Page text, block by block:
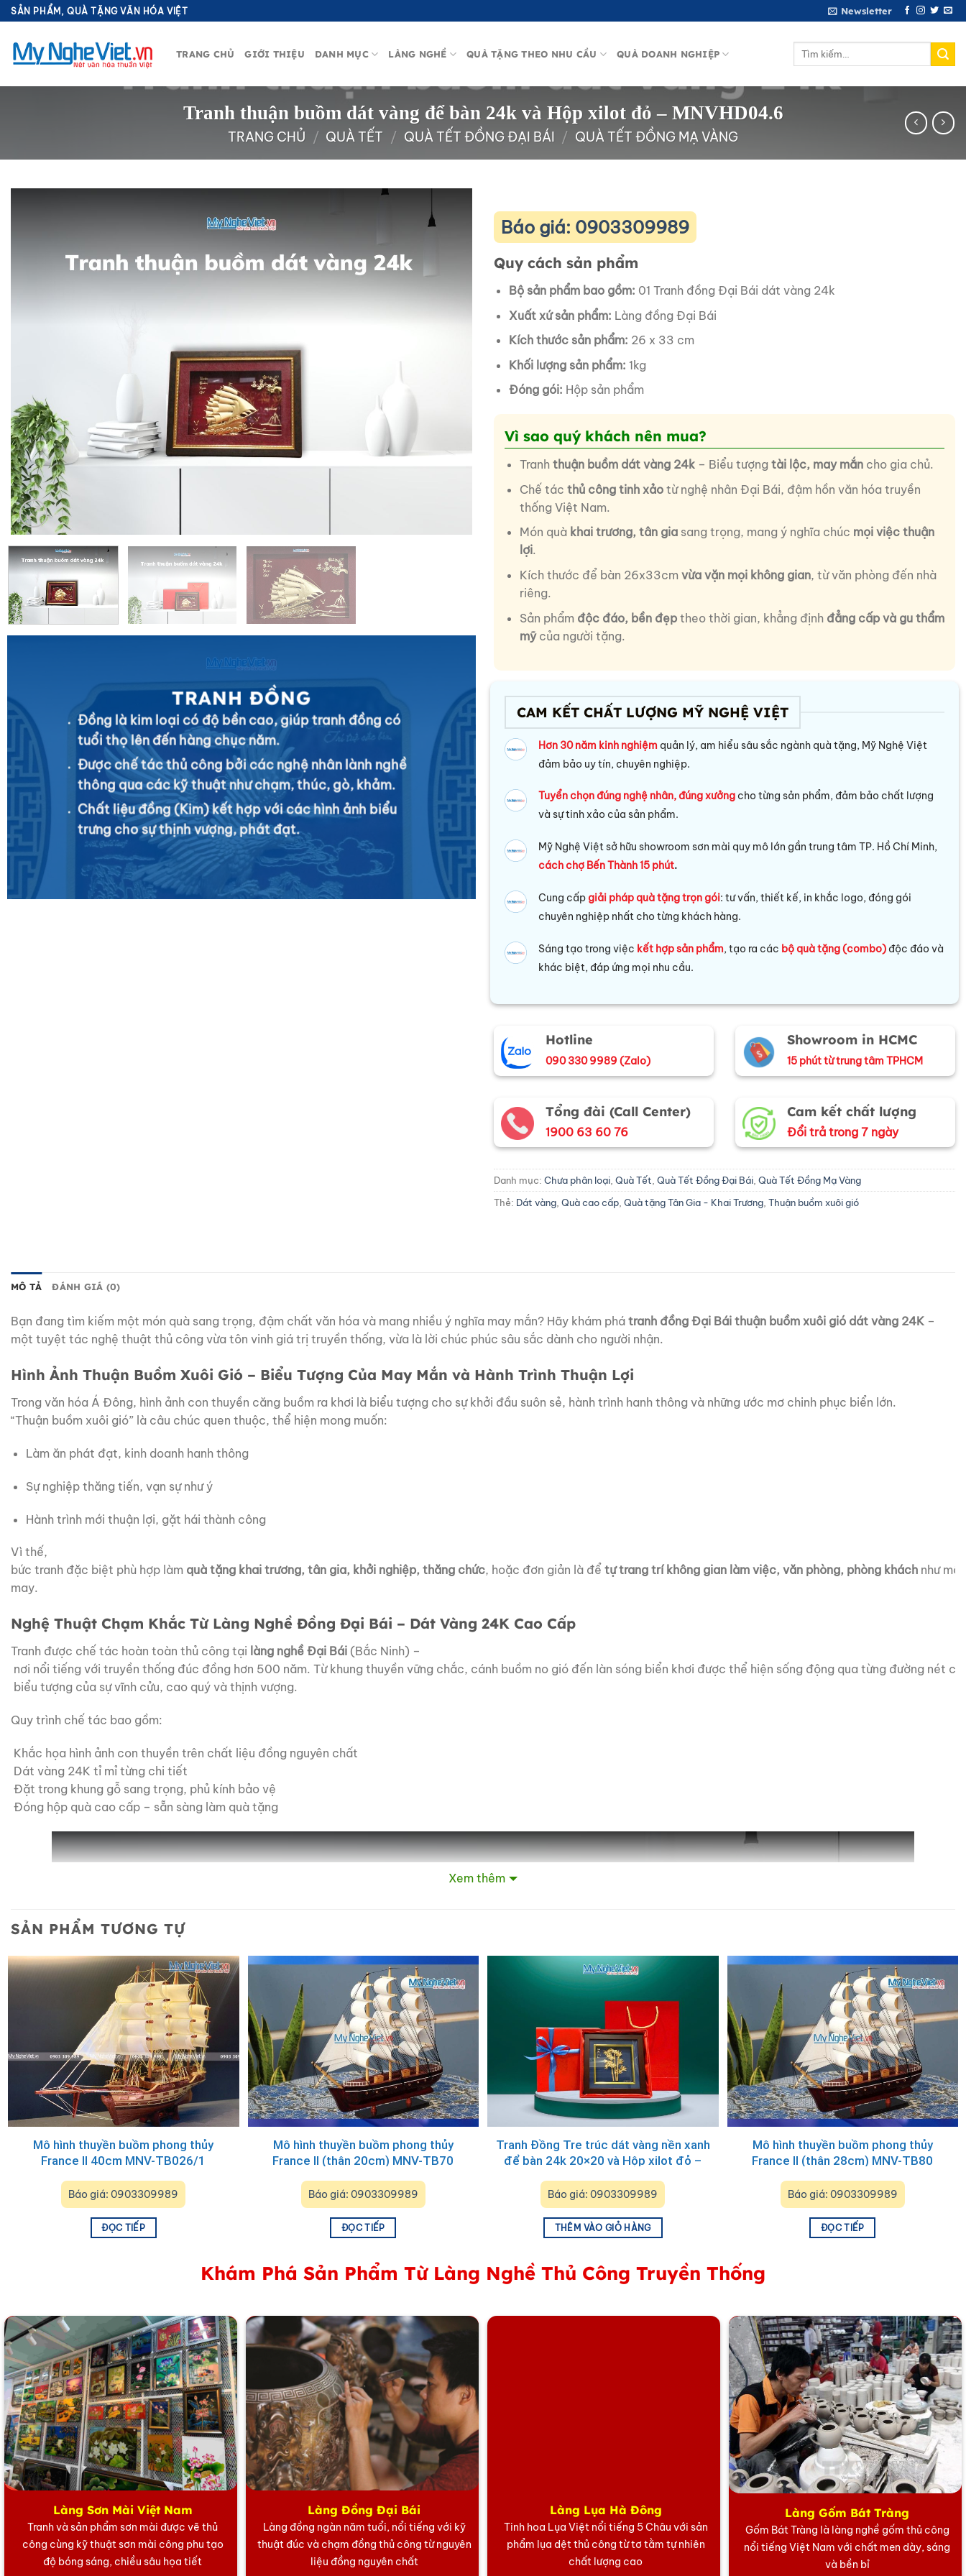
Bỏ
qua
nội
dung
SẢN PHẨM, QUÀ TẶNG VĂN HÓA VIỆT Newsletter
TRANG CHỦ GIỚI THIỆU DANH MỤC LÀNG NGHỀ QUÀ TẶNG THEO NHU CẦU QUÀ DOANH NGHIỆP
Tìm
Tranh thuận buồm dát vàng để bàn 24k và Hộp xilot đỏ – MNVHD04.6
TRANG CHỦ / QUÀ TẾT / QUÀ TẾT ĐỒNG ĐẠI BÁI / QUÀ TẾT ĐỒNG MẠ VÀNG
TRANH ĐỒNG
Đồng là kim loại có độ bền cao, giúp tranh đồng có
tuổi thọ lên đến hàng chục năm.
Được chế tác thủ công bởi các nghệ nhân lành nghề
thông qua các kỹ thuật như chạm, thúc, gò, khảm.
Chất liệu đồng (Kim) kết hợp với các hình ảnh biểu
trưng cho sự thịnh vượng, phát đạt.
Báo giá: 0903309989
Quy cách sản phẩm
Bộ sản phẩm bao gồm: 01 Tranh đồng Đại Bái dát vàng 24k
Xuất xứ sản phẩm: Làng đồng Đại Bái
Kích thước sản phẩm: 26 x 33 cm
Khối lượng sản phẩm: 1kg
Đóng gói: Hộp sản phẩm
Vì sao quý khách nên mua?
Tranh thuận buồm dát vàng 24k– Biểu tượng tài lộc, may mắncho gia chủ.
Chế tác thủ công tinh xảotừ nghệ nhân Đại Bái, đậm hồn văn hóa truyền
thống Việt Nam.
Món quà khai trương, tân giasang trọng, mang ý nghĩa chúc mọi việc thuận
lợi.
Kích thước để bàn 26x33cm vừa vặn mọi không gian, từ văn phòng đến nhà
riêng.
Sản phẩm độc đáo, bền đẹptheo thời gian, khẳng định đẳng cấp và gu thẩm
mỹcủa người tặng.
CAM KẾT CHẤT LƯỢNG MỸ NGHỆ VIỆT
Hơn 30 năm kinh nghiệm quản lý, am hiểu sâu sắc ngành quà tặng, Mỹ Nghệ Việt
đảm bảo uy tín, chuyên nghiệp.
Tuyển chọn đúng nghệ nhân, đúng xưởng cho từng sản phẩm, đảm bảo chất lượng
và sự tinh xảo của sản phẩm.
Mỹ Nghệ Việt sở hữu showroom sơn mài quy mô lớn gần trung tâm TP. Hồ Chí Minh,
cách chợ Bến Thành 15 phút.
Cung cấpgiải pháp quà tặng trọn gói: tư vấn, thiết kế, in khắc logo, đóng gói
chuyên nghiệp nhất cho từng khách hàng.
Sáng tạo trong việc kết hợp sản phẩm, tạo ra các bộ quà tặng (combo) độc đáo và
khác biệt, đáp ứng mọi nhu cầu.
Hotline
090 330 9989 (Zalo)
Showroom in HCMC
15 phút từ trung tâm TPHCM
Tổng đài (Call Center)
1900 63 60 76
Cam kết chất lượng
Đổi trả trong 7 ngày
Danh mục: Chưa phân loại Quà Tết Quà Tết Đồng Đại Bái Quà Tết Đồng Mạ Vàng
Thẻ: Dát vàng Quà cao cấp Quà tặng Tân Gia - Khai Trương Thuận buồm xuôi gió
MÔ TẢ ĐÁNH GIÁ (0)
Bạn đang tìm kiếm một món quà sang trọng, đậm chất văn hóa và mang nhiều ý nghĩa may mắn? Hãy khám phá tranh đồng Đại Bái thuận buồm xuôi gió dát vàng 24K –
một tuyệt tác nghệ thuật thủ công vừa tôn vinh giá trị truyền thống, vừa là lời chúc phúc sâu sắc dành cho người nhận.
Hình Ảnh Thuận Buồm Xuôi Gió – Biểu Tượng Của May Mắn và Hành Trình Thuận Lợi
Trong văn hóa Á Đông, hình ảnh con thuyền căng buồm ra khơi là biểu tượng cho sự khởi đầu suôn sẻ, hành trình hanh thông và những ước mơ chinh phục biển lớn.
“Thuận buồm xuôi gió” là câu chúc quen thuộc, thể hiện mong muốn:
Làm ăn phát đạt, kinh doanh hanh thông
Sự nghiệp thăng tiến, vạn sự như ý
Hành trình mới thuận lợi, gặt hái thành công
Vì thế,
bức tranh đặc biệt phù hợp làm quà tặng khai trương, tân gia, khởi nghiệp, thăng chức, hoặc đơn giản là để tựtrang trí không gian làm việc, văn phòng, phòng khách như
may.
Nghệ Thuật Chạm Khắc Từ Làng Nghề Đồng Đại Bái – Dát Vàng 24K Cao Cấp
Tranh được chế tác hoàn toàn thủ công tại làng nghề Đại Bái (Bắc Ninh) –
nơi nổi tiếng với truyền thống đúc đồng hơn 500 năm. Từ khung thuyền vững chắc, cánh buồm no gió đến làn sóng biển khơi được thể hiện sống động qua từng đường nét
biểu tượng của sựvĩnh cửu, cao quý và thịnh vượng.
Quy trình chế tác bao gồm:
Khắc họa hình ảnh con thuyền trên chất liệu đồng nguyên chất
Dát vàng 24K tỉ mỉ từng chi tiết
Đặt trong khung gỗ sang trọng, phủ kính bảo vệ
Đóng hộp quà cao cấp – sẵn sàng làm quà tặng
Tranh thuận buồm dát vàng để bàn 24k
Món QuàDoanhNghiệpĐẳng Cấp –TinhTếTừngChi Tiết
đồngthuậnbuồm dátvàng không phẩmnghệthuậtmàcòn củangườitặng.
Xem thêm
SẢN PHẨM TƯƠNG TỰ
Mô hình thuyền buồm phong thủy
France II 40cm MNV-TB026/1
Báo giá: 0903309989
ĐỌC TIẾP
Mô hình thuyền buồm phong thủy
France II (thân 20cm) MNV-TB70
Báo giá: 0903309989
ĐỌC TIẾP
Tranh Đồng Tre trúc dát vàng nền xanh
để bàn 24k 20×20 và Hộp xilot đỏ –
Báo giá: 0903309989
THÊM VÀO GIỎ HÀNG
Mô hình thuyền buồm phong thủy
France II (thân 28cm) MNV-TB80
Báo giá: 0903309989
ĐỌC TIẾP
Khám Phá Sản Phẩm Từ Làng Nghề Thủ Công Truyền Thống
Làng Sơn Mài Việt Nam
Tranh và sản phẩm sơn mài được vẽ thủ
công cùng kỹ thuật sơn mài công phu tạo
độ bóng sáng, chiều sâu họa tiết
Làng Đồng Đại Bái
Làng đồng ngàn năm tuổi, nổi tiếng với kỹ
thuật đúc và chạm đồng thủ công từ nguyên
liệu đồng nguyên chất
Làng Lụa Hà Đông
Tinh hoa Lụa Việt nổi tiếng 5 Châu với sản
phẩm lụa dệt thủ công từ tơ tằm tự nhiên
chất lượng cao
Làng Gốm Bát Tràng
Gốm Bát Tràng là làng nghề gốm thủ công
nổi tiếng Việt Nam với chất men dày, sáng
và bền bỉ